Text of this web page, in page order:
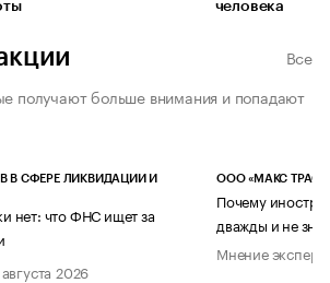
человека
Все
получают больше внимания и попадают
СФЕРЕ ЛИКВИДАЦИИ И
нет: что ФНС ищет за
2026
ООО «МАКС ТРАСТ»
Почему
дважды и не
Мнение